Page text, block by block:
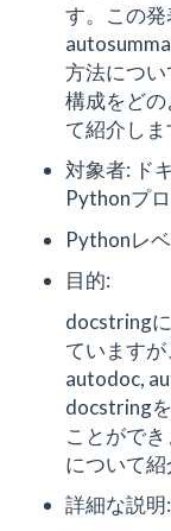
す。この
方法につ
構成をど
て紹介しま
対象者: ド
Pythonプ
Pythonレ
目的:
docstring
ています
autodoc,
docstring
ことがで
について紹
詳細な説明: